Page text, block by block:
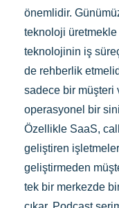
önemlidir.
teknoloji üretmekle
teknolojinin iş
de rehberlik
sadece bir müşteri
operasyonel bir
Özellikle SaaS,
geliştiren
geliştirmeden
tek bir merkezde